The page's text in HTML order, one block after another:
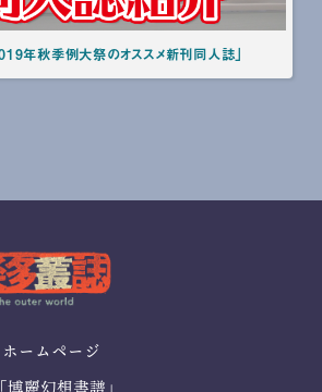
年秋季例大祭のオススメ新刊同人誌」
ームページ